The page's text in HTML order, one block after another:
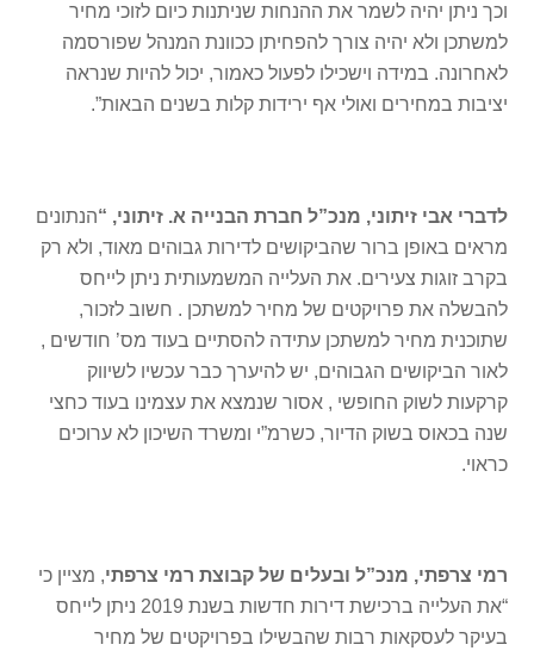
וכך ניתן יהיה לשמר את ההנחות שניתנות כיום לזוכי מחיר
למשתכן ולא יהיה צורך להפחיתן ככוונת המנהל שפורסמה
לאחרונה. במידה וישכילו לפעול כאמור, יכול להיות שנראה
יציבות במחירים ואולי אף ירידות קלות בשנים הבאות”.
לדברי אבי זיתוני, מנכ”ל חברת הבנייה א. זיתוני, “הנתונים
מראים באופן ברור שהביקושים לדירות גבוהים מאוד, ולא רק
בקרב זוגות צעירים. את העלייה המשמעותית ניתן לייחס
להבשלה את פרויקטים של מחיר למשתכן . חשוב לזכור,
שתוכנית מחיר למשתכן עתידה להסתיים בעוד מס’ חודשים ,
לאור הביקושים הגבוהים, יש להיערך כבר עכשיו לשיווק
קרקעות לשוק החופשי , אסור שנמצא את עצמינו בעוד כחצי
שנה בכאוס בשוק הדיור, כשרמ”י ומשרד השיכון לא ערוכים
כראוי.
רמי צרפתי, מנכ”ל ובעלים של קבוצת רמי צרפתי, מציין כי
“את העלייה ברכישת דירות חדשות בשנת 2019 ניתן לייחס
בעיקר לעסקאות רבות שהבשילו בפרויקטים של מחיר